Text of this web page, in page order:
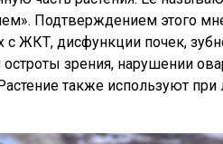
Подтверждением этого
с ЖКТ, дисфункции почек,
зрения, нарушении
также используют